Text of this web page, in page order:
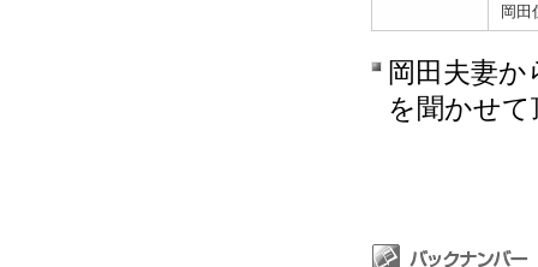
岡田
岡田夫妻
を聞かせ